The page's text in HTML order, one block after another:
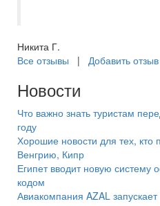
Никита Г.
Все отзывы | Добавить отзыв
Новости
Что важно знать туристам
году
Хорошие новости для тех, кто
Венгрию, Кипр
Египет вводит новую
кодом
Авиакомпания AZAL